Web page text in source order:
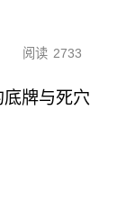
阅读 2733
牌与死穴